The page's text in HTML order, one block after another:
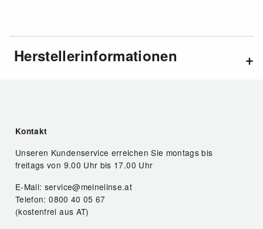
Herstellerinformationen
Kontakt
Unseren Kundenservice erreichen Sie montags bis
freitags von 9.00 Uhr bis 17.00 Uhr
E-Mail: service@meinelinse.at
Telefon: 0800 40 05 67
(kostenfrei aus AT)